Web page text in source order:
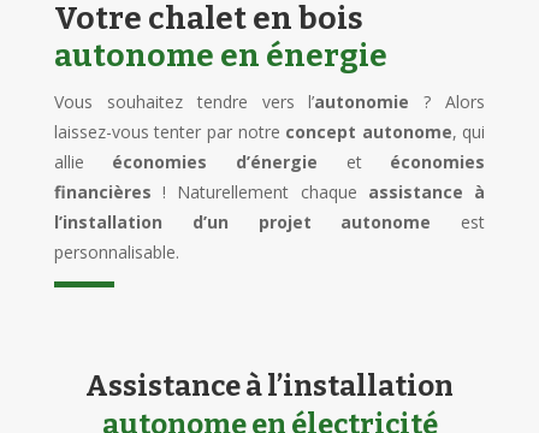
Votre chalet en bois
autonome en énergie
Vous souhaitez tendre vers l’autonomie ? Alors
laissez-vous tenter par notre concept autonome, qui
allie économies d’énergie et économies
financières! Naturellement chaque assistance à
l’installation d’un
projet autonome est
personnalisable.
Assistance à l’installation
autonome en électricité